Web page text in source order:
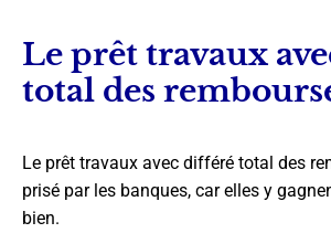
Le prêt travaux
total des
Le prêt travaux avec différé total des
prisé par les banques, car elles y
bien.